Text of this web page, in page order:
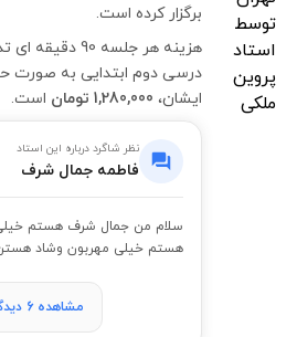
برگزار کرده است.
هزینه هر جلسه
درسی دوم ابتدایی به صورت
ایشان، 1,280,000 تومان است.
نظر شاگرد درباره این استاد
فاطمه جمال شرف
سلام من جمال شرف هستم خیلی
هستم خیلی مهربون وشاد
مشاهده 6 دیدگاه دیگر